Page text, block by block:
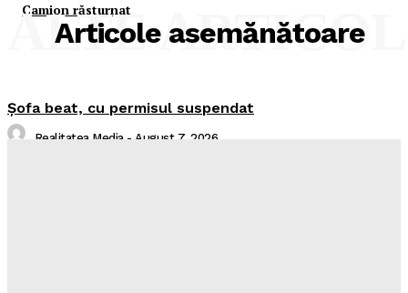
Camion răsturnat
Articole asemănătoare
ALTE
Şofa beat, cu permisul suspendat
Realitatea Media - August 7, 2026